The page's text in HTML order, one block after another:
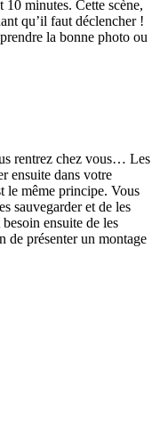
minutes. Cette scène,
qu’il faut déclencher !
la bonne photo ou
rentrez chez vous… Les
ensuite dans votre
le même principe. Vous
sauvegarder et de les
ensuite de les
de présenter un montage